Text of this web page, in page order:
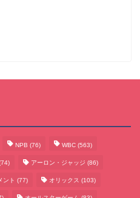
NPB (76) WBC (563)
アーロン・ジャッジ (86)
ント (77) オリックス (103)